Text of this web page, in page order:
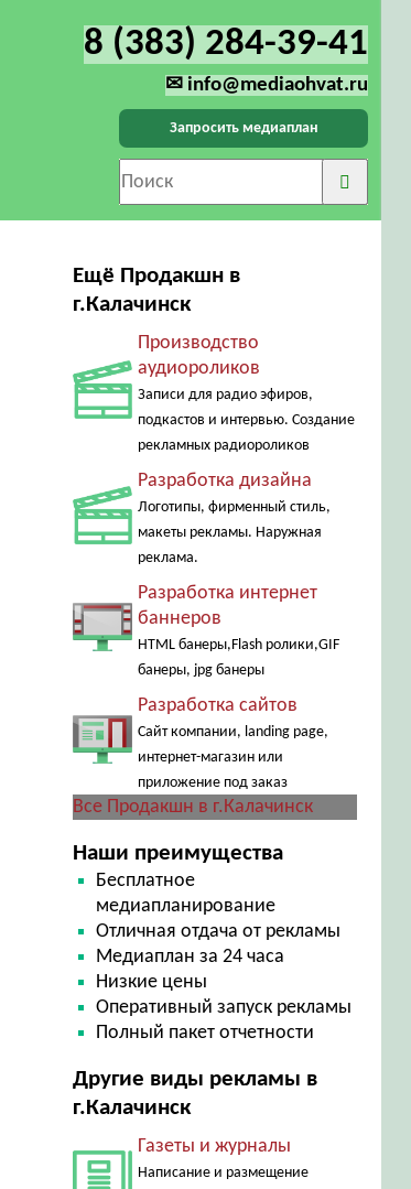
8 (383) 284-39-41
✉ info@mediaohvat.ru
Запросить медиаплан
Ещё Продакшн в
г.Калачинск
Производство
аудиороликов
Записи для радио эфиров,
подкастов и интервью. Создание
рекламных радиороликов
Разработка дизайна
Логотипы, фирменный стиль,
макеты рекламы. Наружная
реклама.
Разработка интернет
баннеров
HTML банеры,Flash ролики,GIF
банеры, jpg банеры
Разработка сайтов
Сайт компании, landing page,
интернет-магазин или
приложение под заказ
Все Продакшн в г.Калачинск
Наши преимущества
Бесплатное
медиапланирование
Отличная отдача от рекламы
Медиаплан за 24 часа
Низкие цены
Оперативный запуск рекламы
Полный пакет отчетности
Другие виды рекламы в
г.Калачинск
Газеты и журналы
Написание и размещение